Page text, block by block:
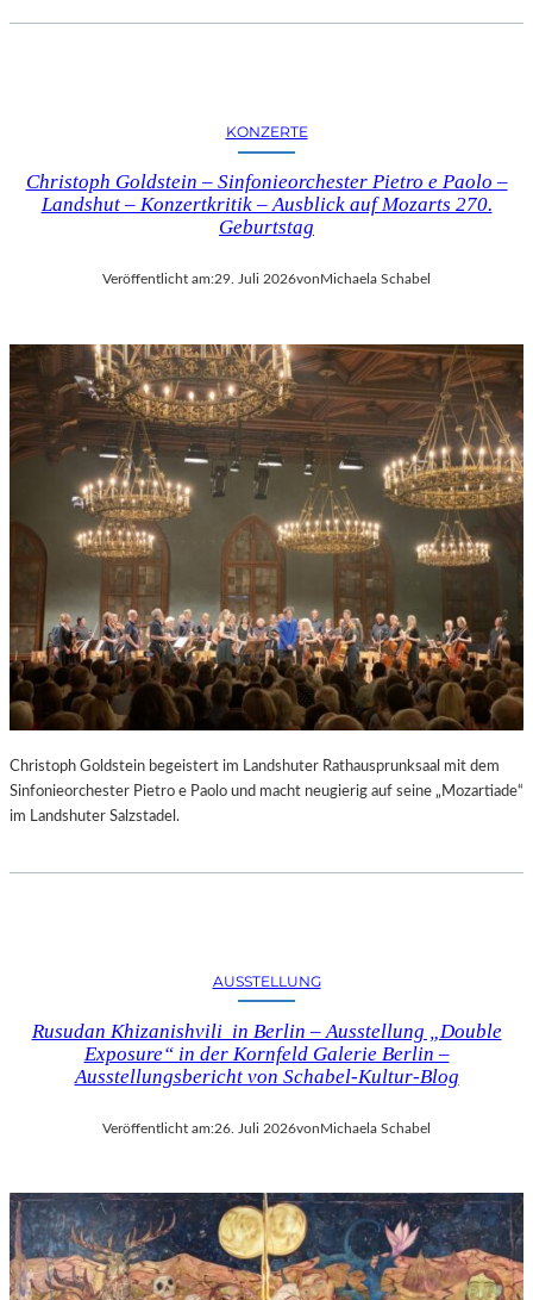
KONZERTE
Christoph Goldstein – Sinfonieorchester Pietro e Paolo –
Landshut – Konzertkritik – Ausblick auf Mozarts 270.
Geburtstag
Veröffentlicht am:29. Juli 2026von Michaela Schabel
Christoph Goldstein begeistert im Landshuter Rathausprunksaal mit dem
Sinfonieorchester Pietro e Paolo und macht neugierig auf seine „Mozartiade“
im Landshuter Salzstadel.
AUSSTELLUNG
Rusudan Khizanishvili in Berlin – Ausstellung „Double
Exposure“ in der Kornfeld Galerie Berlin –
Ausstellungsbericht von Schabel-Kultur-Blog
Veröffentlicht am:26. Juli 2026vonMichaela Schabel